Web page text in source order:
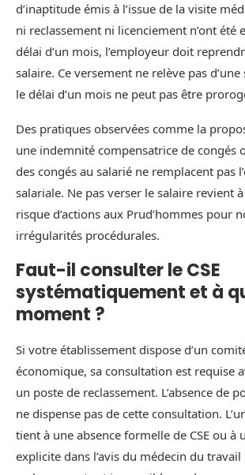
d’inaptitude émis à l’issue de la visite
ni reclassement ni licenciement n’ont été
délai d’un mois, l’employeur doit
salaire. Ce versement ne relève pas
le délai d’un mois ne peut pas être
Des pratiques observées comme la
une indemnité compensatrice de congés
des congés au salarié ne remplacent pas
salariale. Ne pas verser le salaire revient
risque d’actions aux Prud’hommes pour
irrégularités procédurales.
Faut-il consulter le CSE
systématiquement et à
moment ?
Si votre établissement dispose d’un
économique, sa consultation est requise
un poste de reclassement. L’absence de
ne dispense pas de cette consultation.
tient à une absence formelle de CSE ou à
explicite dans l’avis du médecin du